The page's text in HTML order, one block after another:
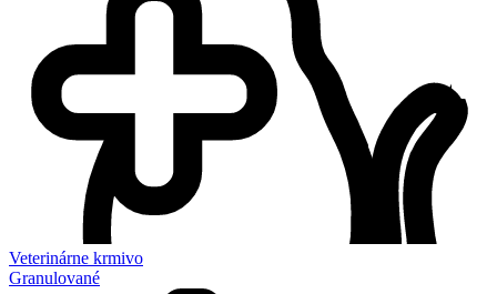
Veterinárne krmivo
Granulované